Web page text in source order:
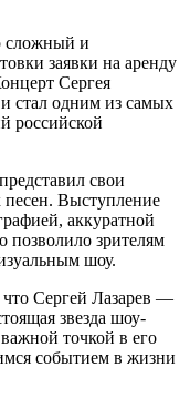
сложный и
заявки на аренду
Сергея
стал одним из самых
российской
свои
Выступление
аккуратной
позволило зрителям
шоу.
Сергей Лазарев —
звезда шоу-
точкой в его
событием в жизни